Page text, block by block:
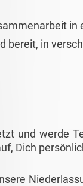
in
bereit, in
und werde
Dich